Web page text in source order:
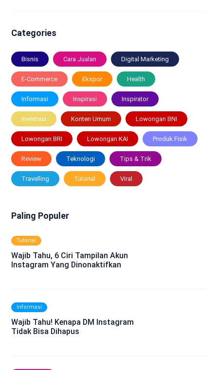
Categories
Bisnis Cara Jualan Digital Marketing
E-Commerce Ekspor Health
Informasi Inspirasi Inspirator
Investasi Konten Umum Lowongan BNI
Lowongan BRI Lowongan KAI Produk Fisik
Review Teknologi Tips & Trik
Travelling Tutorial Viral
Paling Populer
Tutorial
Wajib Tahu, 6 Ciri Tampilan Akun
Instagram Yang Dinonaktifkan
Informasi
Wajib Tahu! Kenapa DM Instagram
Tidak Bisa Dihapus